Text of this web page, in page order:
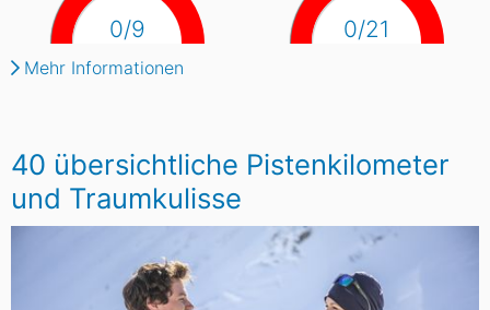
0/9 0/21
Mehr Informationen
40 übersichtliche Pistenkilometer
und Traumkulisse